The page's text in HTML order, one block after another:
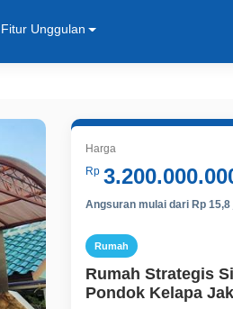
Fitur Unggulan
Harga
Rp
Angsuran mulai dari Rp 15,8
Rumah
Rumah Strategis
Pondok Kelapa